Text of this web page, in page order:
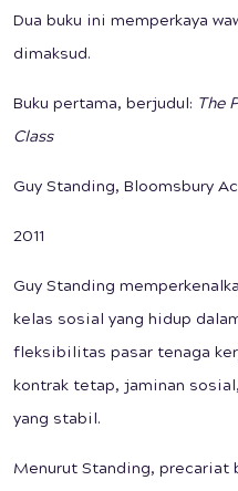
Dua buku ini memperkaya
dimaksud.
Buku pertama, berjudul: The
Class
Guy Standing, Bloomsbury
2011
Guy Standing
kelas sosial yang hidup
fleksibilitas pasar tenaga
kontrak tetap, jaminan
yang stabil.
Menurut Standing, precariat